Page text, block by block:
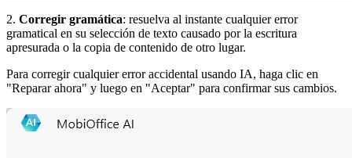
2. Corregir gramática: resuelva al instante cualquier error
gramatical en su selección de texto causado por la escritura
apresurada o la copia de contenido de otro lugar.
Para corregir cualquier error accidental usando IA, haga clic en
"Reparar ahora" y luego en "Aceptar" para confirmar sus cambios.